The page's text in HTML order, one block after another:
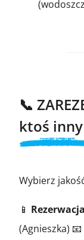
📞
ktoś
Wybierz
📱
(Agnieszka) 📧